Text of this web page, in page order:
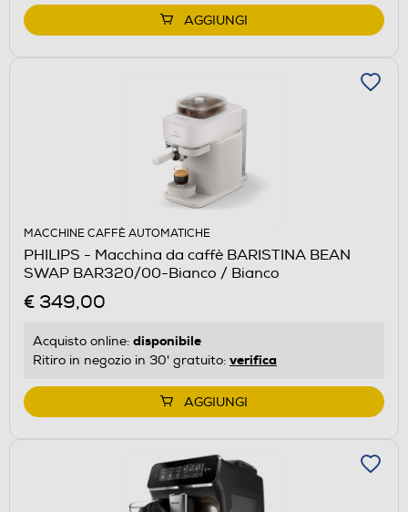
AGGIUNGI
MACCHINE CAFFÈ AUTOMATICHE
PHILIPS - Macchina da caffè BARISTINA BEAN
SWAP BAR320/00-Bianco / Bianco
€ 349,00
Acquisto online: disponibile
Ritiro in negozio in 30' gratuito: verifica
AGGIUNGI